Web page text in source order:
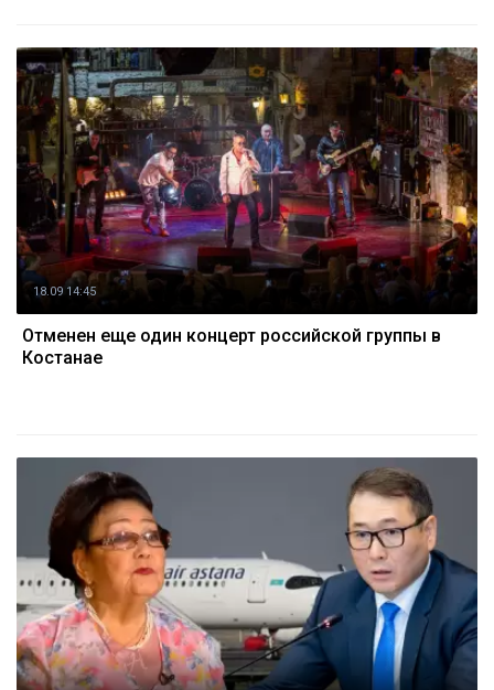
18.09 14:45
Отменен еще один концерт российской группы в
Костанае